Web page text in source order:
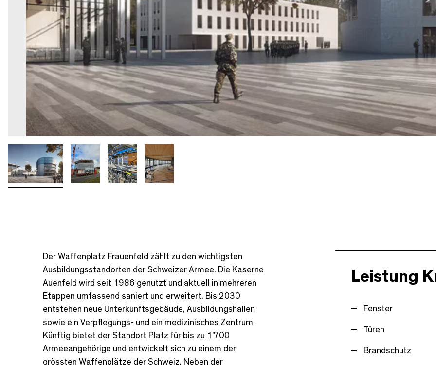
Der Waffenplatz Frauenfeld zählt zu den wichtigsten
Ausbildungsstandorten der Schweizer Armee. Die Kaserne
Auenfeld wird seit 1986 genutzt und aktuell in mehreren
Etappen umfassend saniert und erweitert. Bis 2030
entstehen neue Unterkunftsgebäude, Ausbildungshallen
sowie ein Verpflegungs- und ein medizinisches Zentrum.
Künftig bietet der Standort Platz für bis zu 1’700
Armeeangehörige und entwickelt sich zu einem der
grössten Waffenplätze der Schweiz. Neben der
Leistung
Fenster
Türen
Brandschutz